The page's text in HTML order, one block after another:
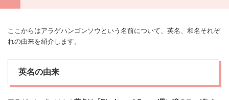
ここからはアラゲハンゴンソウという名前について、英名、和名それぞ
れの由来を紹介します。
英名の由来